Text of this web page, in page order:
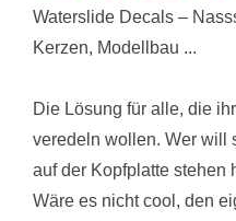
Waterslide Decals –
Kerzen, Modellbau ...
Die Lösung für alle, die
veredeln wollen. Wer will
auf der Kopfplatte stehen
Wäre es nicht cool, den